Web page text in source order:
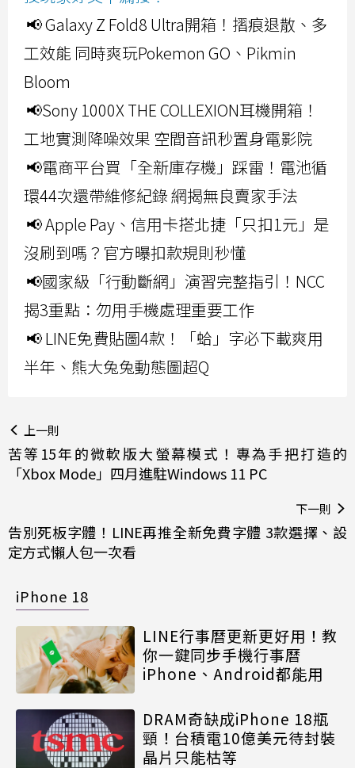
📢 Galaxy Z Fold8 Ultra開箱！摺痕退散、多
工效能 同時爽玩Pokemon GO、Pikmin
Bloom
📢Sony 1000X THE COLLEXION耳機開箱！
工地實測降噪效果 空間音訊秒置身電影院
📢電商平台買「全新庫存機」踩雷！電池循
環44次還帶維修紀錄 網揭無良賣家手法
📢 Apple Pay、信用卡搭北捷「只扣1元」是
沒刷到嗎？官方曝扣款規則秒懂
📢國家級「行動斷網」演習完整指引！NCC
揭3重點：勿用手機處理重要工作
📢 LINE免費貼圖4款！「蛤」字必下載爽用
半年、熊大兔兔動態圖超Q
上一則
苦等15年的微軟版大螢幕模式！專為手把打造的
「Xbox Mode」四月進駐Windows 11 PC
下一則
告別死板字體！LINE再推全新免費字體 3款選擇、設
定方式懶人包一次看
iPhone 18
LINE行事曆更新更好用！教
你一鍵同步手機行事曆
iPhone、Android都能用
DRAM奇缺成iPhone 18瓶
頸！台積電10億美元待封裝
晶片只能枯等